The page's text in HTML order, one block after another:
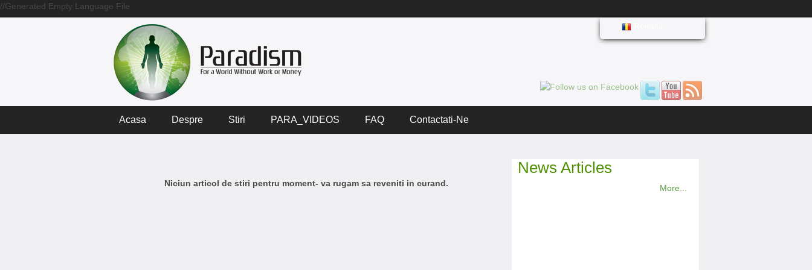
//Generated Empty Language File
Acasa Despre Stiri PARA_VIDEOS FAQ Contactati-Ne
Niciun articol de stiri pentru moment- va rugam sa reveniti in curand.
News Articles
More...